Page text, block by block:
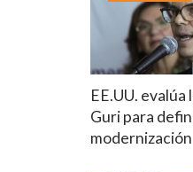
EE.UU. evalúa
Guri para
modernización